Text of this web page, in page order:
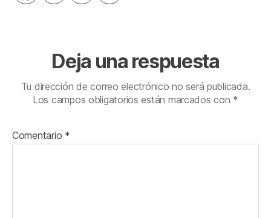
Deja una respuesta
Tu dirección de correo electrónico no será publicada.
Los campos obligatorios están marcados con *
Comentario *